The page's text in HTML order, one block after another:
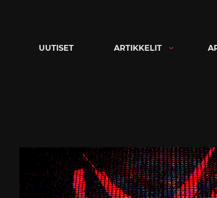
UUTISET ARTIKKELIT